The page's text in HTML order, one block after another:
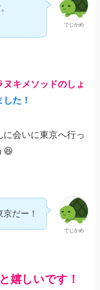
でじかめ
ヌキメソッドのしょ
た！
会いに東京へ行っ
😆
でじかめ
だー！
嬉しいです！